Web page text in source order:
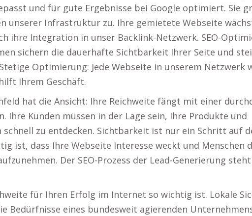
und für gute Ergebnisse bei Google optimiert. Sie
unserer Infrastruktur zu. Ihre gemietete Webseite
ihre Integration in unser Backlink-Netzwerk. SEO-
sichern die dauerhafte Sichtbarkeit Ihrer Seite und
Optimierung: Jede Webseite in unserem Netzwerk
Ihrem Geschäft.
hat die Ansicht: Ihre Reichweite fängt mit einer
Ihre Kunden müssen in der Lage sein, Ihre Produkte und
schnell zu entdecken. Sichtbarkeit ist nur ein Schritt auf
ist, dass Ihre Webseite Interesse weckt und Menschen
Der SEO-Prozess der Lead-Generierung
für Ihren Erfolg im Internet so wichtig ist. Lokale
Bedürfnisse eines bundesweit agierenden